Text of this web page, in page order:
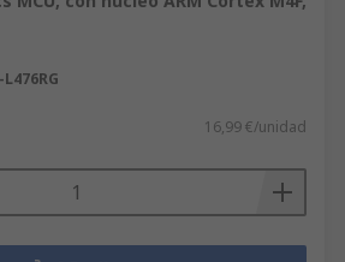
16,99 €/unidad